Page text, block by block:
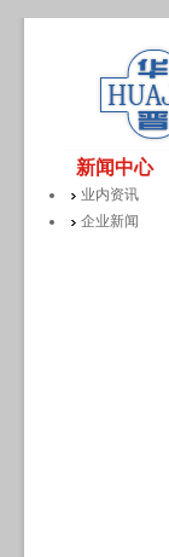
新闻中心
业内资讯
企业新闻